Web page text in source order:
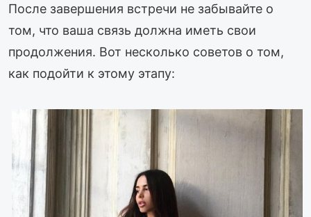
После завершения встречи не забывайте о
том, что ваша связь должна иметь свои
продолжения. Вот несколько советов о том,
как подойти к этому этапу: